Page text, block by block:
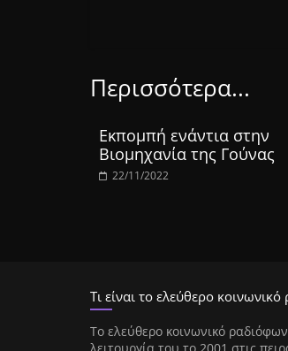
Περισσότερα...
Εκπομπή ενάντια στην
Βιομηχανία της Γούνας
22/11/2022
Τι είναι το ελεύθερο
Tο ελεύθερο κοινωνικό